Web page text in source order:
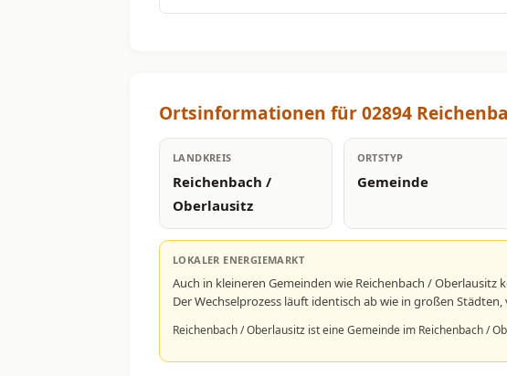
Ortsinformationen für 02894
LANDKREIS
Reichenbach /
Oberlausitz
ORTSTYP
Gemeinde
LOKALER ENERGIEMARKT
Auch in kleineren Gemeinden wie Reichenbach /
Der Wechselprozess läuft identisch ab wie in großen
Reichenbach / Oberlausitz ist eine Gemeinde im Reichenbach /